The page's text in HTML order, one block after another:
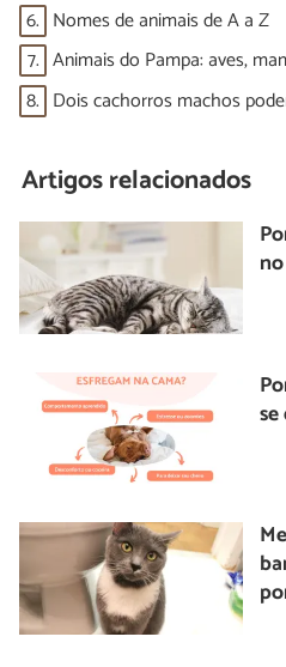
6. Nomes de animais de A a Z
7. Animais do Pampa: aves,
8. Dois cachorros machos
Artigos relacionados